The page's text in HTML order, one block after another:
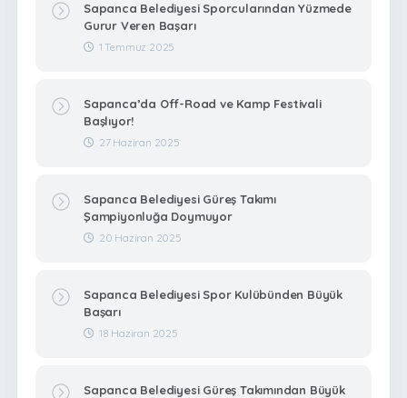
Sapanca Belediyesi Sporcularından Yüzmede
Gurur Veren Başarı
1 Temmuz 2025
Sapanca’da Off-Road ve Kamp Festivali
Başlıyor!
27 Haziran 2025
Sapanca Belediyesi Güreş Takımı
Şampiyonluğa Doymuyor
20 Haziran 2025
Sapanca Belediyesi Spor Kulübünden Büyük
Başarı
18 Haziran 2025
Sapanca Belediyesi Güreş Takımından Büyük